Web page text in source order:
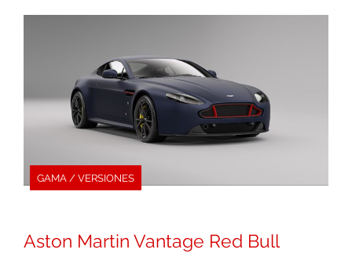
GAMA / VERSIONES
Aston Martin Vantage Red Bull